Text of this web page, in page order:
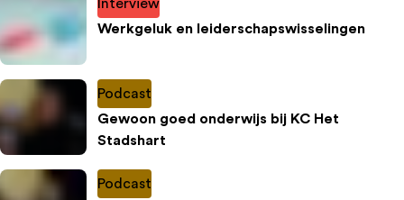
Interview
Werkgeluk en leiderschapswisselingen
Podcast
Gewoon goed onderwijs bij KC Het
Stadshart
Podcast